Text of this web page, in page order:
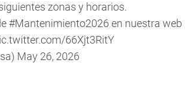
zonas y horarios.
#Mantenimiento2026 en nuestra web
66Xjt3RitY
May 26, 2026